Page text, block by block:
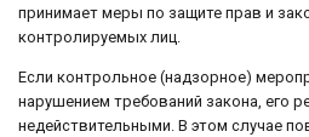
принимает меры по защите прав и
контролируемых лиц.
Если контрольное (надзорное)
нарушением требований закона, его
недействительными. В этом случае